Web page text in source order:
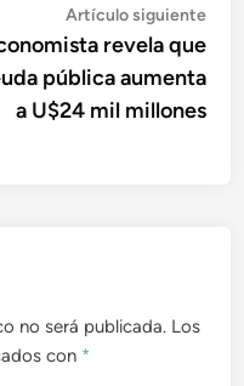
Artículo siguiente
revela que
pública aumenta
a U$24 mil millones
no será publicada. Los
con *